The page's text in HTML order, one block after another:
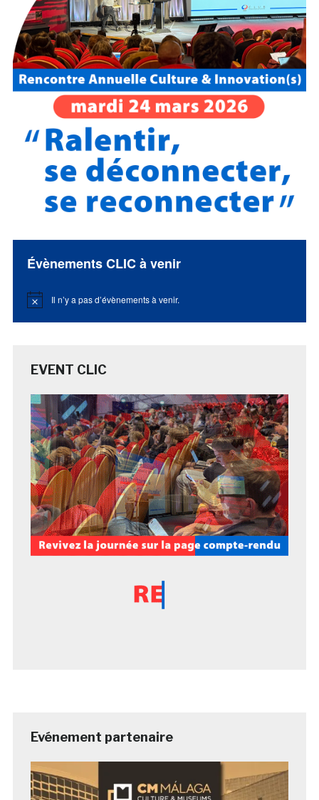
Évènements CLIC à venir
Notice Il n’y a pas d’évènements à venir.
EVENT CLIC
Evénement partenaire